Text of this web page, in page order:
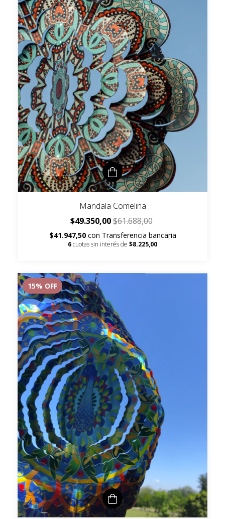
Mandala Comelina
$49.350,00$61.688,00
$41.947,50 con Transferencia bancaria
6cuotas sin interés de $8.225,00
15% OFF